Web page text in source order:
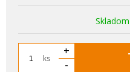
ks
+
-